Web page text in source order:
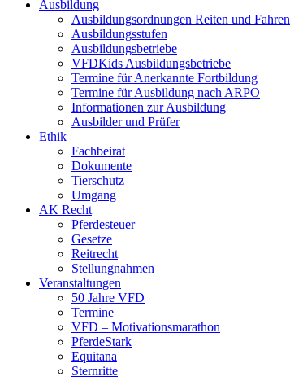
Ausbildung
Ausbildungsordnungen Reiten und Fahren
Ausbildungsstufen
Ausbildungsbetriebe
VFDKids Ausbildungsbetriebe
Termine für Anerkannte Fortbildung
Termine für Ausbildung nach ARPO
Informationen zur Ausbildung
Ausbilder und Prüfer
Ethik
Fachbeirat
Dokumente
Tierschutz
Umgang
AK Recht
Pferdesteuer
Gesetze
Reitrecht
Stellungnahmen
Veranstaltungen
50 Jahre VFD
Termine
VFD – Motivationsmarathon
PferdeStark
Equitana
Sternritte